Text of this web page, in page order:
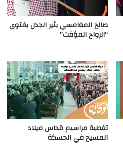
صالح المغامسي يثير الجدل بفتوى
“الزواج المؤقت”
تغطية مراسيم قداس ميلاد
المسيح في الحسكة